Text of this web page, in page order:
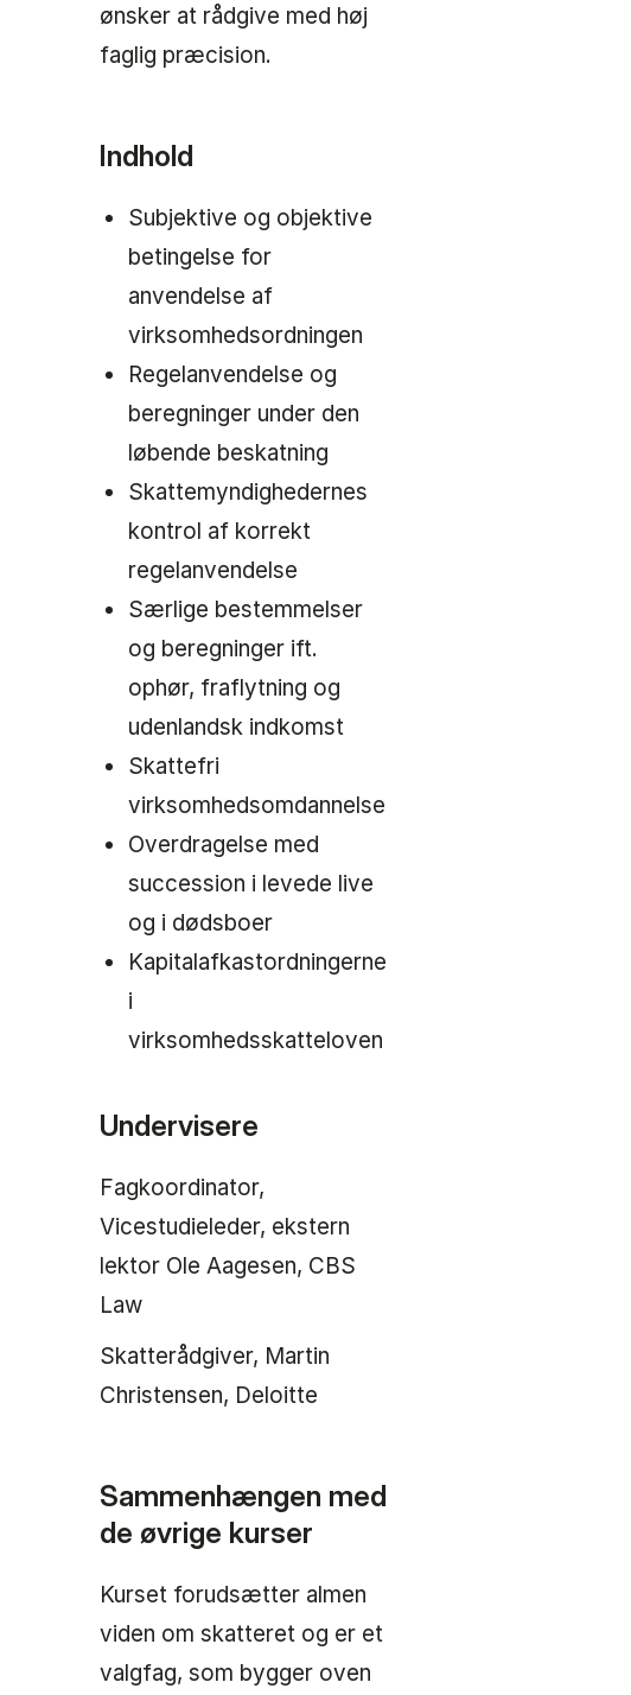
ønsker at rådgive med høj
faglig præcision.
Indhold
Subjektive og objektive
betingelse for
anvendelse af
virksomhedsordningen
Regelanvendelse og
beregninger under den
løbende beskatning
Skattemyndighedernes
kontrol af korrekt
regelanvendelse
Særlige bestemmelser
og beregninger ift.
ophør, fraflytning og
udenlandsk indkomst
Skattefri
virksomhedsomdannelse
Overdragelse med
succession i levede live
og i dødsboer
Kapitalafkastordningerne
i
virksomhedsskatteloven
Undervisere
Fagkoordinator,
Vicestudieleder, ekstern
lektor Ole Aagesen, CBS
Law
Skatterådgiver, Martin
Christensen, Deloitte
Sammenhængen med
de øvrige kurser
Kurset forudsætter almen
viden om skatteret og er et
valgfag, som bygger oven